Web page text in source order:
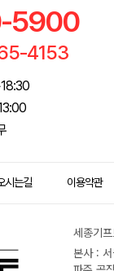
5900
4153
시는길 이용약관
세종기
본사 :